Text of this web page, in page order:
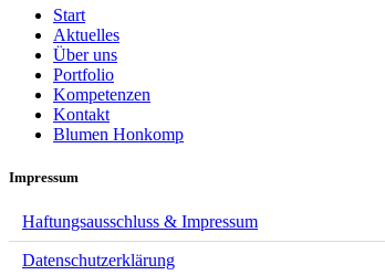
Start
Aktuelles
Über uns
Portfolio
Kompetenzen
Kontakt
Blumen Honkomp
Impressum
Haftungsausschluss & Impressum
Datenschutzerklärung